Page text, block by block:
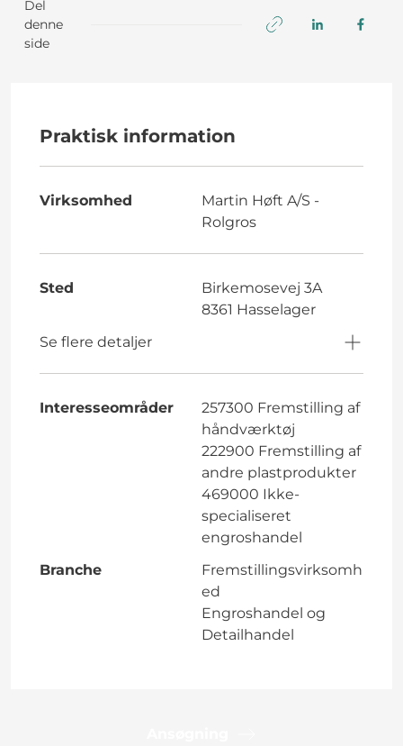
Del
denne
side
Praktisk information
Virksomhed
Martin Høft A/S -
Rolgros
Sted
Birkemosevej 3A
8361 Hasselager
Se flere detaljer
Interesseområder
257300 Fremstilling af
håndværktøj
222900 Fremstilling af
andre plastprodukter
469000 Ikke-
specialiseret
engroshandel
Branche
Fremstillingsvirksomh
ed
Engroshandel og
Detailhandel